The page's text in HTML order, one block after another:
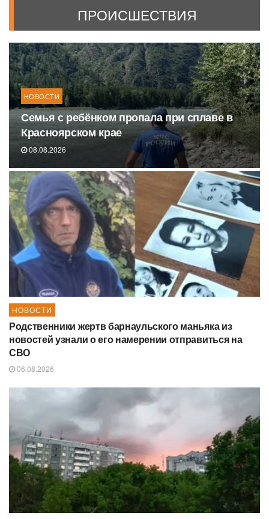
ПРОИСШЕСТВИЯ
НОВОСТИ
Семья с ребёнком пропала при сплаве в
Красноярском крае
08.08.2026
НОВОСТИ
Родственники жертв барнаульского маньяка из
новостей узнали о его намерении отправиться на
СВО
06.08.2026